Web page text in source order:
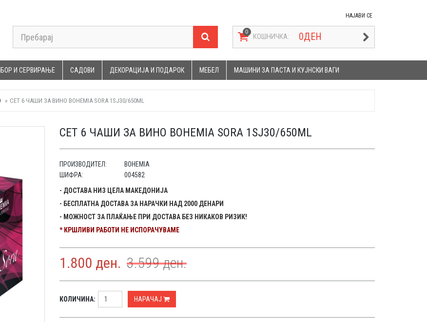
НАЈАВИ СЕ
КОШНИЧКА: 0ДЕН
И СЕРВИРАЊЕ САДОВИ ДЕКОРАЦИЈА И ПОДАРОК МЕБЕЛ МАШИНИ ЗА ПАСТА И КУЈНСКИ ВАГИ
СЕТ 6 ЧАШИ ЗА ВИНО BOHEMIA SORA 1SJ30/650ML
СЕТ 6 ЧАШИ ЗА ВИНО BOHEMIA SORA 1SJ30/650ML
ПРОИЗВОДИТЕЛ:
BOHEMIA
ШИФРА:
004582
- ДОСТАВА НИЗ ЦЕЛА МАКЕДОНИЈА
- БЕСПЛАТНА ДОСТАВА ЗА НАРАЧКИ НАД 2000 ДЕНАРИ
- МОЖНОСТ ЗА ПЛАЌАЊЕ ПРИ ДОСТАВА БЕЗ НИКАКОВ РИЗИК!
* КРШЛИВИ РАБОТИ НЕ ИСПОРАЧУВАМЕ
1.800 ден. 3.599ден.
КОЛИЧИНА: НАРАЧАЈ